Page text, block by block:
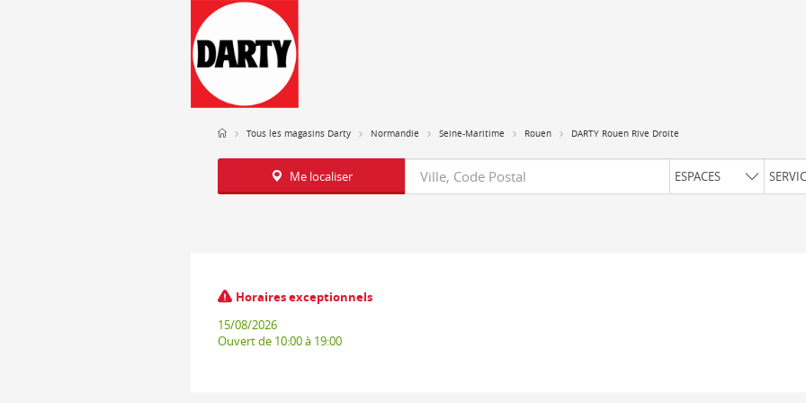
Tous les magasins Darty Normandie Seine-Maritime Rouen DARTY Rouen Rive Droite
Me localiser Requête ESPACES
Horaires exceptionnels
15/08/2026
Ouvertde 10:00 à 19:00